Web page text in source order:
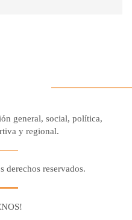
general, social, política,
y regional.
derechos reservados.